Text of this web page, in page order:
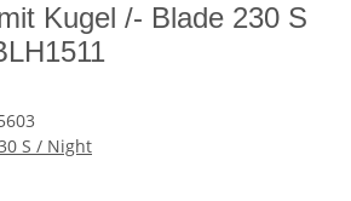
Kugel /- Blade 230 S
S / Night